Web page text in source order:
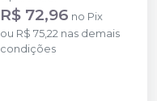
R$ 72,96 no Pix
ou R$ 75,22 nas demais
condições